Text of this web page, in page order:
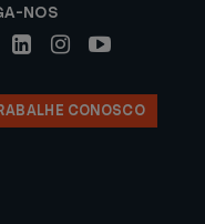
NOS
CONOSCO